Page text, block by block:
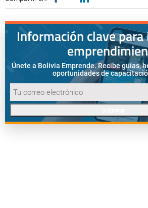
Información clave
Únete a Bolivia Emprende. Recibe guías,
oportunidades de